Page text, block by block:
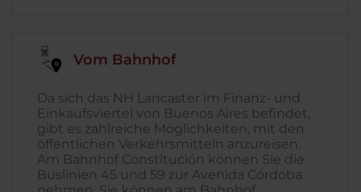
Vom Bahnhof
Da sich das NH Lancaster im Finanz- und
Einkaufsviertel von Buenos Aires befindet,
gibt es zahlreiche Möglichkeiten, mit den
öffentlichen Verkehrsmitteln anzureisen.
Am Bahnhof Constitución können Sie die
Buslinien 45 und 59 zur Avenida Córdoba